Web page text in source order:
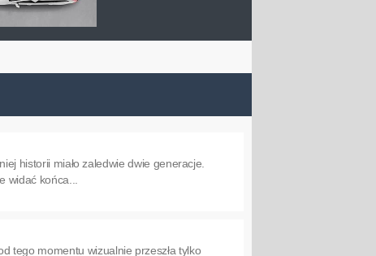
historii miało zaledwie dwie generacje.
końca...
tego momentu wizualnie przeszła tylko